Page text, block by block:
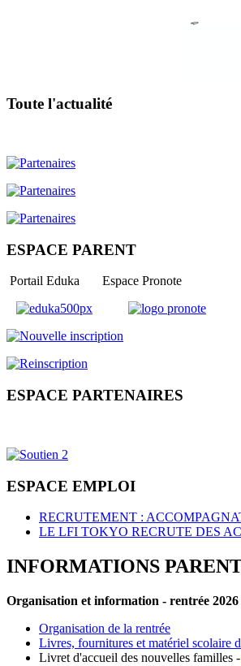
Toute l'actualité
ESPACE PARENT
Portail Eduka Espace Pronote
ESPACE PARTENAIRES
ESPACE EMPLOI
RECRUTEMENT :
LE LFI TOKYO RECRUTE DES
INFORMATIONS
Organisation et information - rentrée
Organisation de la rentrée
Livres, fournitures et matériel scolaire
Livret d'accueil des nouvelles familles -